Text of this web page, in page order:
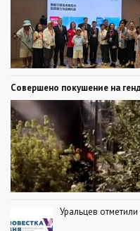
Совершено покушение на
Уральцев